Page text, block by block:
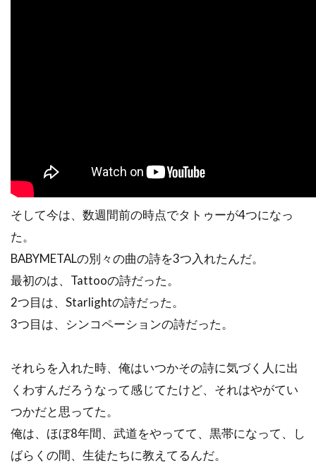
そして今は、数週間前の時点でタトゥーが4つになっ
た。
BABYMETALの別々の曲の詩を3つ入れたんだ。
最初のは、Tattooの詩だった。
2つ目は、Starlightの詩だった。
3つ目は、シンコペーションの詩だった。
それらを入れた時、俺はいつかその詩に気づく人に出
くわすんだろうなって感じてたけど、それはやがてい
つかだと思ってた。
俺は、ほぼ8年間、武道をやってて、黒帯になって、し
ばらくの間、生徒たちに教えてるんだ。